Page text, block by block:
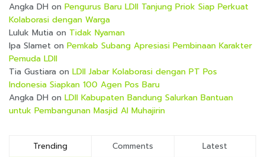
Angka DH on Pengurus Baru LDII Tanjung Priok Siap Perkuat
Kolaborasi dengan Warga
Luluk Mutia on Tidak Nyaman
Ipa Slamet on Pemkab Subang Apresiasi Pembinaan Karakter
Pemuda LDII
Tia Gustiara on LDII Jabar Kolaborasi dengan PT Pos
Indonesia Siapkan 100 Agen Pos Baru
Angka DH on LDII Kabupaten Bandung Salurkan Bantuan
untuk Pembangunan Masjid Al Muhajirin
Trending Comments Latest